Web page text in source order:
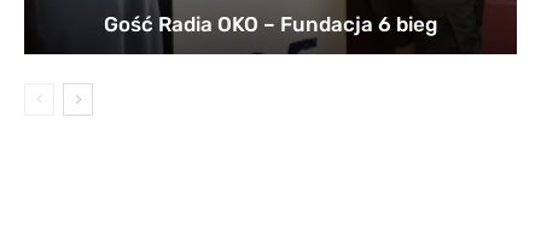
Gość Radia OKO – Fundacja 6 bieg